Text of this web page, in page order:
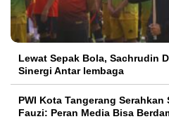
Lewat Sepak Bola, Sachrudin
Sinergi Antar lembaga
PWI Kota Tangerang
Fauzi: Peran Media Bisa